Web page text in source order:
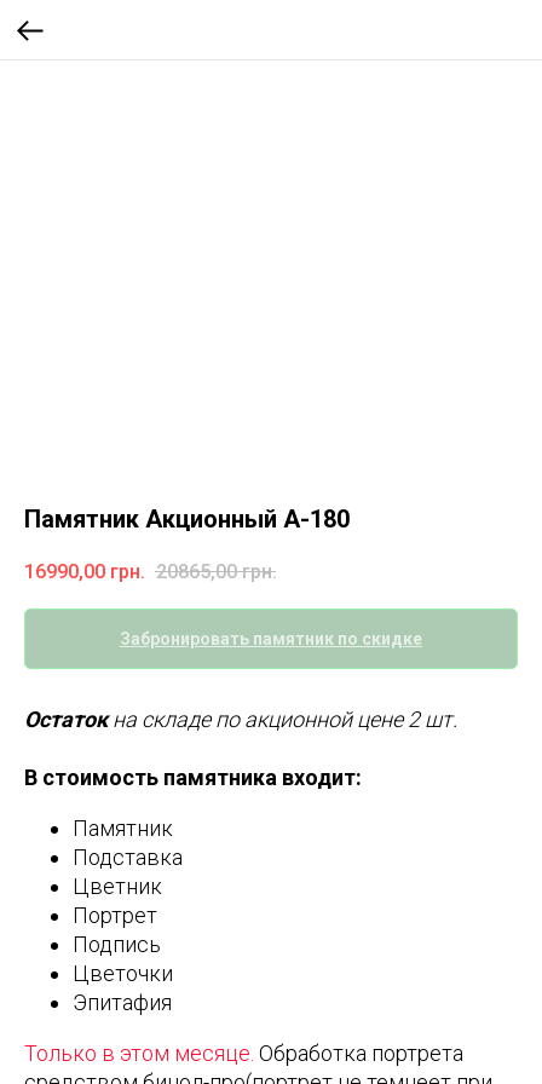
Памятник Акционный А-180
16990,00 грн. 20865,00 грн.
Забронировать памятник по скидке
Остатокна складе по акционной цене 2 шт.
В стоимость памятника входит:
Памятник
Подставка
Цветник
Портрет
Подпись
Цветочки
Эпитафия
Только в этом месяце. Обработка портрета